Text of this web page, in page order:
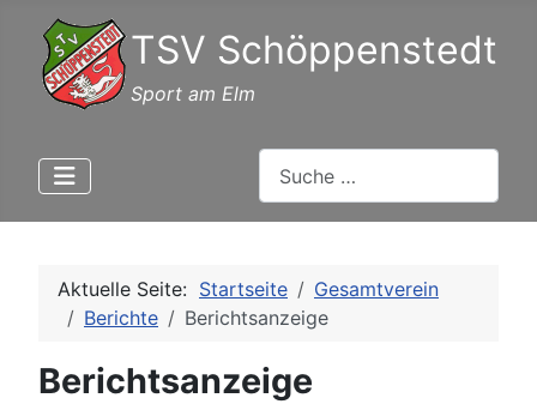
TSV Schöppenstedt
Sport am Elm
Aktuelle Seite: Startseite
Gesamtverein
Berichte
Berichtsanzeige
Berichtsanzeige